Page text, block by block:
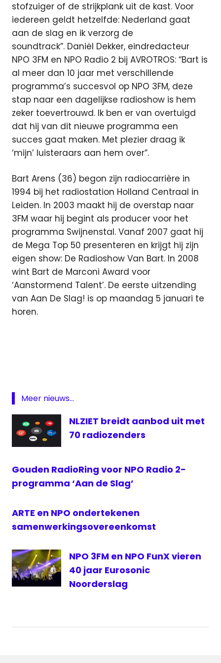
stofzuiger of de strijkplank uit de kast. Voor
iedereen geldt hetzelfde: Nederland gaat
aan de slag en ik verzorg de
soundtrack”. Daniël Dekker, eindredacteur
NPO 3FM en NPO Radio 2 bij AVROTROS: “Bart is
al meer dan 10 jaar met verschillende
programma’s succesvol op NPO 3FM, deze
stap naar een dagelijkse radioshow is hem
zeker toevertrouwd. Ik ben er van overtuigd
dat hij van dit nieuwe programma een
succes gaat maken. Met plezier draag ik
‘mijn’ luisteraars aan hem over”.
Bart Arens (36) begon zijn radiocarrière in
1994 bij het radiostation Holland Centraal in
Leiden. In 2003 maakt hij de overstap naar
3FM waar hij begint als producer voor het
programma Swijnenstal. Vanaf 2007 gaat hij
de Mega Top 50 presenteren en krijgt hij zijn
eigen show: De Radioshow Van Bart. In 2008
wint Bart de Marconi Award voor
‘Aanstormend Talent’. De eerste uitzending
van Aan De Slag! is op maandag 5 januari te
horen.
Gouden
media
medianieuws
Radio
Radio
radionieuws
Meer nieuws...
NLZIET breidt aanbod uit met
70 radiozenders
Gouden RadioRing voor NPO Radio 2-
programma ‘Aan de Slag’
ARTE en NPO ondertekenen
samenwerkingsovereenkomst
NPO 3FM en NPO FunX vieren
40 jaar Eurosonic
Noorderslag